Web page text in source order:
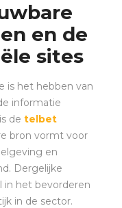
en de
sites
is het hebben van
informatie
de telbet
bron vormt voor
en
Dergelijke
in het bevorderen
in de sector.